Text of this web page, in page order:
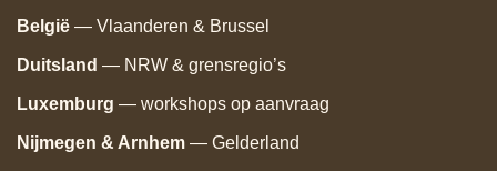
België — Vlaanderen & Brussel
Duitsland — NRW & grensregio’s
Luxemburg — workshops op aanvraag
Nijmegen & Arnhem — Gelderland